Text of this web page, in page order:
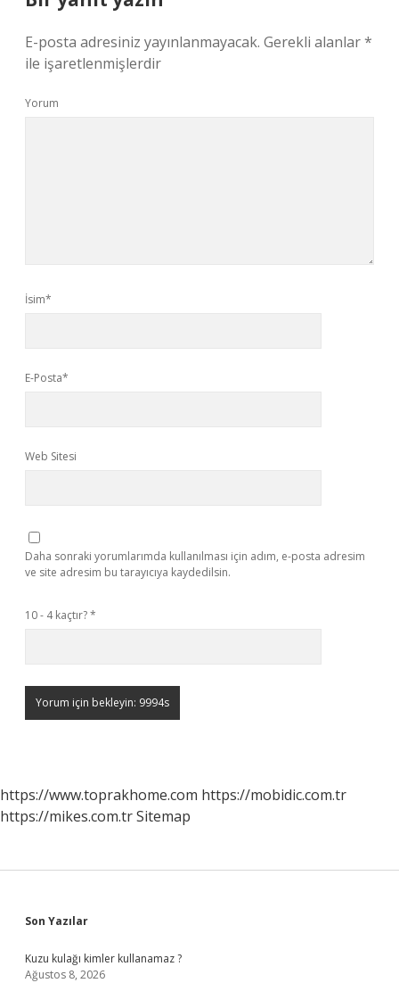
E-posta adresiniz yayınlanmayacak. Gerekli alanlar*
ile işaretlenmişlerdir
Yorum
İsim*
E-Posta*
Web Sitesi
Daha sonraki yorumlarımda kullanılması için adım, e-posta adresim
ve site adresim bu tarayıcıya kaydedilsin.
10 - 4 kaçtır?*
https://www.toprakhome.com https://mobidic.com.tr
https://mikes.com.trSitemap
Sidebar
Son Yazılar
Kuzu kulağı kimler kullanamaz ?
Ağustos 8, 2026